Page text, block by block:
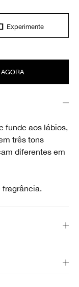
Experimente
funde aos lábios,
três tons
diferentes em
fragrância.